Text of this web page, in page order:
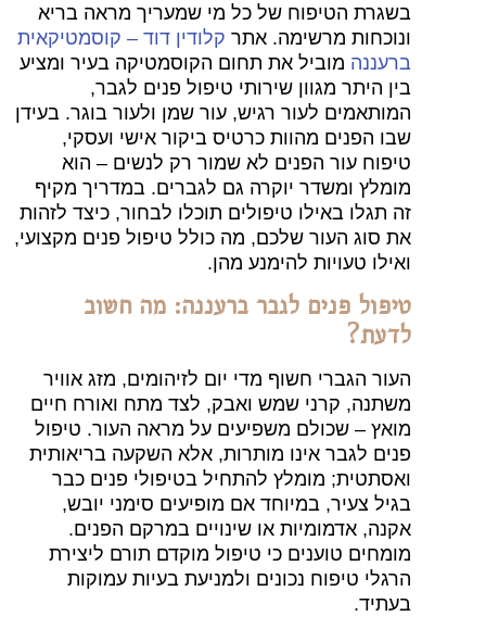
בשגרת הטיפוח של כל מי שמעריך מראה בריא
ונוכחות מרשימה. אתר קלודין דוד – קוסמטיקאית
ברעננה מוביל את תחום הקוסמטיקה בעיר ומציע
בין היתר מגוון שירותי טיפול פנים לגבר,
המותאמים לעור רגיש, עור שמן ולעור בוגר. בעידן
שבו הפנים מהוות כרטיס ביקור אישי ועסקי,
טיפוח עור הפנים לא שמור רק לנשים – הוא
מומלץ ומשדר יוקרה גם לגברים. במדריך מקיף
זה תגלו באילו טיפולים תוכלו לבחור, כיצד לזהות
את סוג העור שלכם, מה כולל טיפול פנים מקצועי,
ואילו טעויות להימנע מהן.
טיפול פנים לגבר ברעננה: מה חשוב
לדעת?
העור הגברי חשוף מדי יום לזיהומים, מזג אוויר
משתנה, קרני שמש ואבק, לצד מתח ואורח חיים
מואץ – שכולם משפיעים על מראה העור. טיפול
פנים לגבר אינו מותרות, אלא השקעה בריאותית
ואסתטית; מומלץ להתחיל בטיפולי פנים כבר
בגיל צעיר, במיוחד אם מופיעים סימני יובש,
אקנה, אדמומיות או שינויים במרקם הפנים.
מומחים טוענים כי טיפול מוקדם תורם ליצירת
הרגלי טיפוח נכונים ולמניעת בעיות עמוקות
בעתיד.